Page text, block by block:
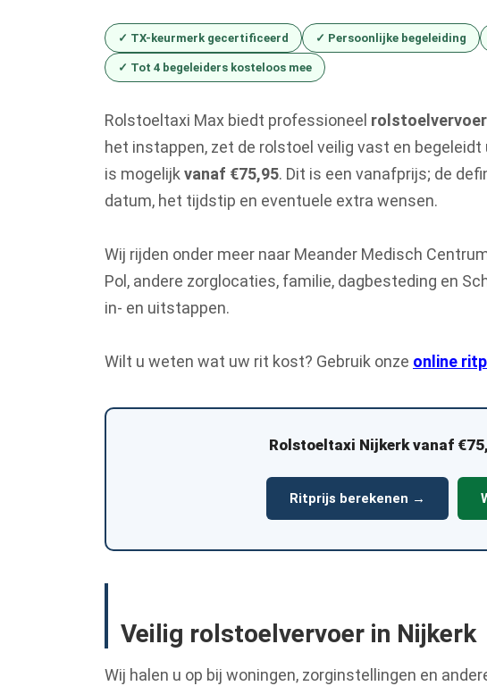
✓ TX-keurmerk gecertificeerd ✓ Persoonlijke begeleiding
✓ Tot 4 begeleiders kosteloos mee
Rolstoeltaxi Max biedt professioneel
het instappen, zet de rolstoel veilig vast en
is mogelijk vanaf €75,95. Dit is een vanafprijs; de
datum, het tijdstip en eventuele extra wensen.
Wij rijden onder meer naar Meander Medisch
Pol, andere zorglocaties, familie, dagbesteding en
in- en uitstappen.
Wilt u weten wat uw rit kost? Gebruik onze online
Rolstoeltaxi Nijkerk vanaf
Ritprijs berekenen →
Veilig rolstoelvervoer in Nijkerk
Wij halen u op bij woningen, zorginstellingen en